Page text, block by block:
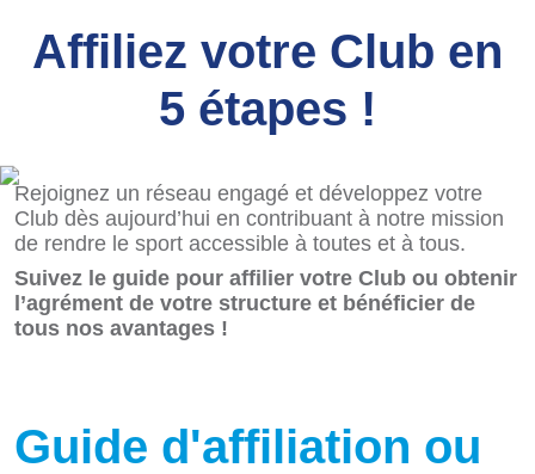
Affiliez votre Club en
5 étapes !
Rejoignez un réseau engagé et développez votre
Club dès aujourd’hui en contribuant à notre mission
de rendre le sport accessible à toutes et à tous.
Suivez le guide pour affilier votre Club ou obtenir
l’agrément de votre structure et bénéficier de
tous nos avantages !
Guide d'affiliation ou